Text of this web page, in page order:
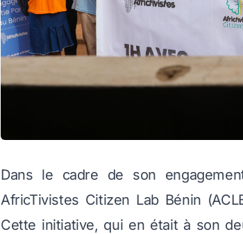
Dans le cadre de son
AfricTivistes Citizen Lab Bénin
Cette initiative, qui en était à son